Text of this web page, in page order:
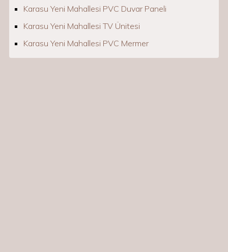
Karasu Yeni Mahallesi PVC Duvar Paneli
Karasu Yeni Mahallesi TV Ünitesi
Karasu Yeni Mahallesi PVC Mermer